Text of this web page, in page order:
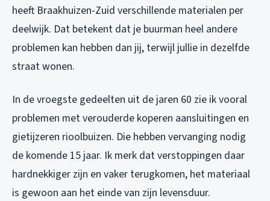
heeft Braakhuizen-Zuid verschillende materialen per
deelwijk. Dat betekent dat je buurman heel andere
problemen kan hebben dan jij, terwijl jullie in dezelfde
straat wonen.
In de vroegste gedeelten uit de jaren 60 zie ik vooral
problemen met verouderde koperen aansluitingen en
gietijzeren rioolbuizen. Die hebben vervanging nodig
de komende 15 jaar. Ik merk dat verstoppingen daar
hardnekkiger zijn en vaker terugkomen, het materiaal
is gewoon aan het einde van zijn levensduur.